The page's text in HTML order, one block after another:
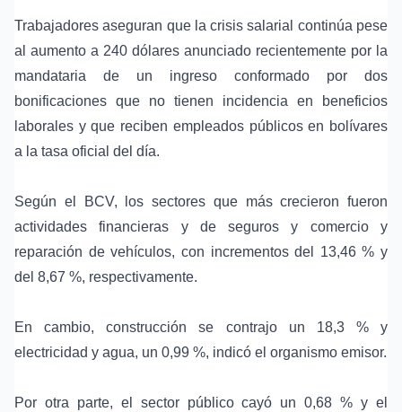
Trabajadores aseguran que la crisis salarial continúa pese
al aumento a 240 dólares anunciado recientemente por la
mandataria de un ingreso conformado por dos
bonificaciones que no tienen incidencia en beneficios
laborales y que reciben empleados públicos en bolívares
a la tasa oficial del día.
Según el BCV, los sectores que más crecieron fueron
actividades financieras y de seguros y comercio y
reparación de vehículos, con incrementos del 13,46 % y
del 8,67 %, respectivamente.
En cambio, construcción se contrajo un 18,3 % y
electricidad y agua, un 0,99 %, indicó el organismo emisor.
Por otra parte, el sector público cayó un 0,68 % y el